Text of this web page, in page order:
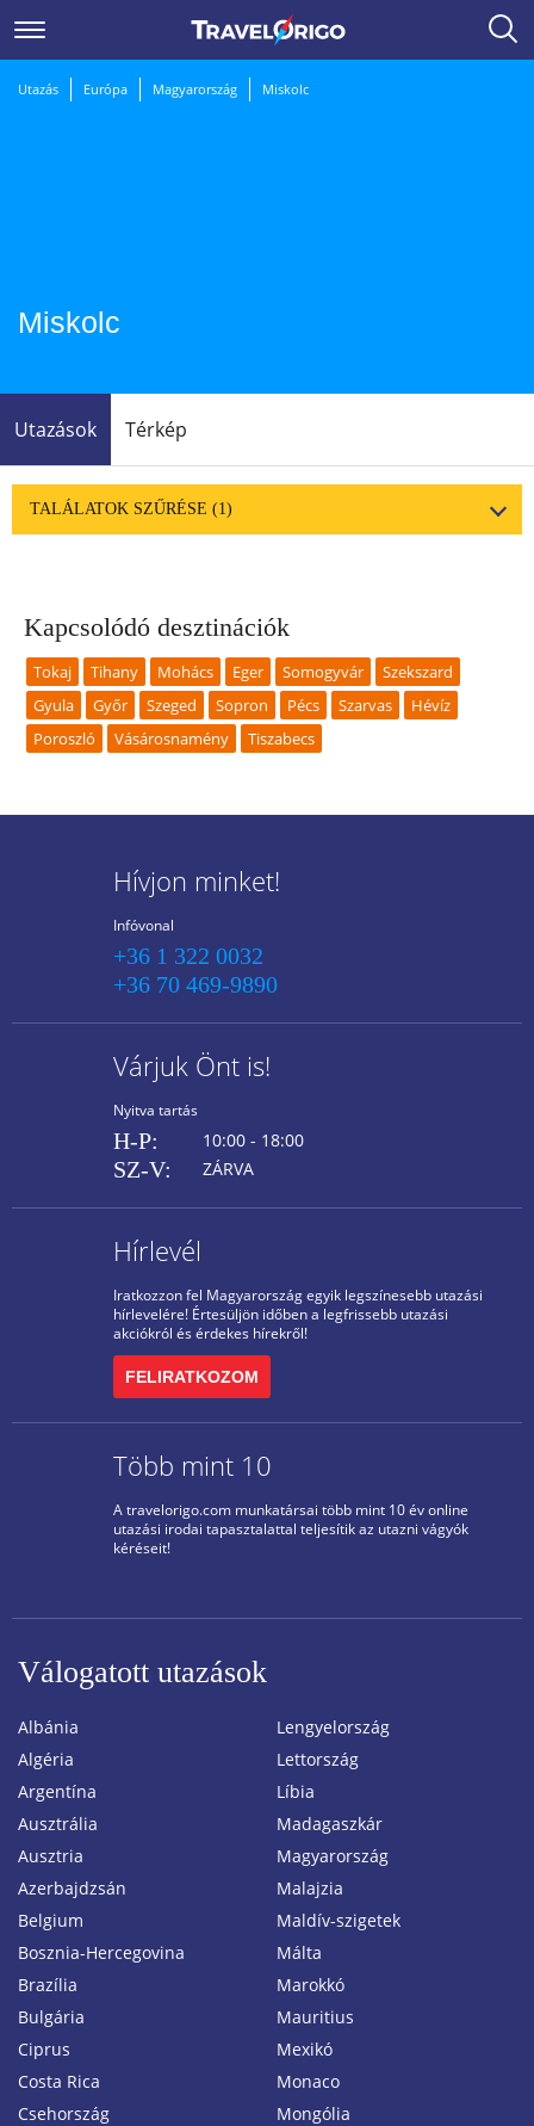
Utazás Európa Magyarország Miskolc
Miskolc
Utazások Térkép
TALÁLATOK SZŰRÉSE (1)
Kapcsolódó desztinációk
Tokaj Tihany Mohács Eger Somogyvár
Szekszard
Gyula
Győr Szeged Sopron Pécs Szarvas
Hévíz
Poroszló
Vásárosnamény Tiszabecs
Hívjon minket!
Infóvonal
+36 1 322 0032
+36 70 469-9890
Várjuk Önt is!
Nyitva tartás
H-P: 10:00 - 18:00
SZ-V: ZÁRVA
Hírlevél
Iratkozzon fel Magyarország egyik legszínesebb utazási
hírlevelére! Értesüljön időben a legfrissebb utazási
akciókról és érdekes hírekről!
FELIRATKOZOM
Több mint 10
A travelorigo.com munkatársai több mint 10 év online
utazási irodai tapasztalattal teljesítik az utazni vágyók
kéréseit!
Válogatott utazások
Albánia
Algéria
Argentína
Ausztrália
Ausztria
Azerbajdzsán
Belgium
Bosznia-Hercegovina
Brazília
Bulgária
Ciprus
Costa Rica
Csehország
Lengyelország
Lettország
Líbia
Madagaszkár
Magyarország
Malajzia
Maldív-szigetek
Málta
Marokkó
Mauritius
Mexikó
Monaco
Mongólia